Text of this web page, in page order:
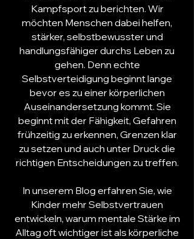
Kampfsportzu berichten. Wir
möchten Menschen dabei helfen,
stärker, selbstbewusster und
handlungsfähiger durchs Leben zu
gehen. Denn echte
Selbstverteidigung beginnt lange
bevor es zu einer körperlichen
Auseinandersetzung kommt. Sie
beginnt mit der Fähigkeit, Gefahren
frühzeitig zu erkennen, Grenzen klar
zu setzen und auch unter Druck die
richtigen Entscheidungen zu treffen.
In unserem Blog erfahren Sie, wie
Kinder mehr Selbstvertrauen
entwickeln, warum mentale Stärke im
Alltag oft wichtiger ist als körperliche